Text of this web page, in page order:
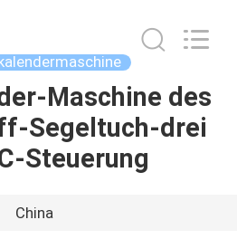
Maschine des
Segeltuch-drei
Steuerung
China